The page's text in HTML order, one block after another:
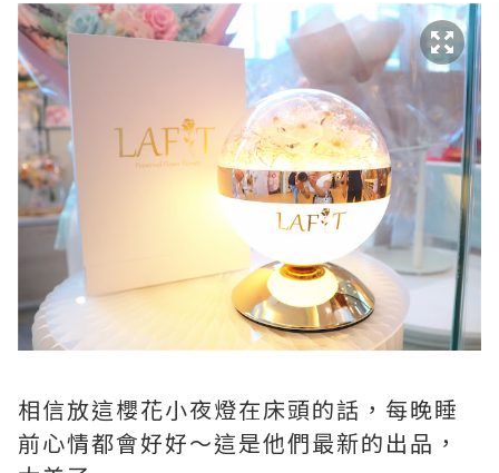
相信放這櫻花小夜燈在床頭的話，每晚睡
前心情都會好好～這是他們最新的出品，